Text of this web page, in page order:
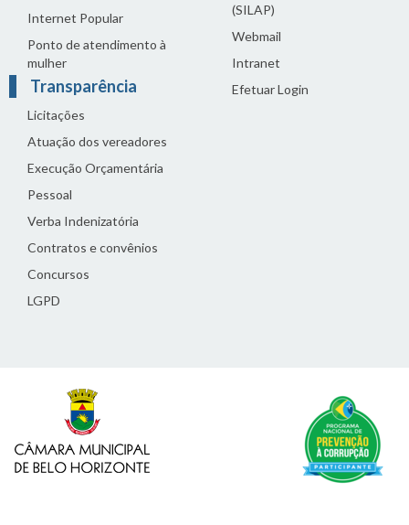
Internet Popular
Ponto de atendimento à
mulher
Transparência
Licitações
Atuação dos vereadores
Execução Orçamentária
Pessoal
Verba Indenizatória
Contratos e convênios
Concursos
LGPD
(SILAP)
Webmail
Intranet
Efetuar Login